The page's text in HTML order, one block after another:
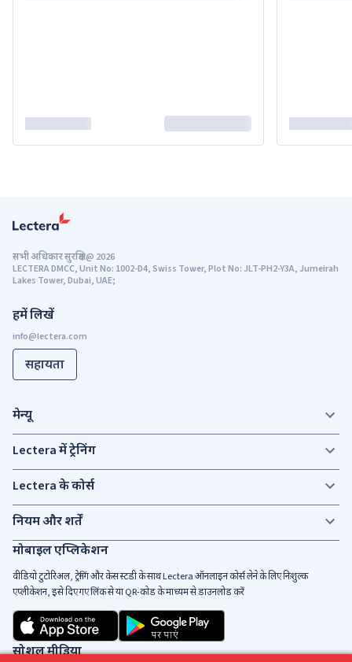
हमें लिखें
सहायता
मोबाइल एप्लिकेशन
वीडियो टुटोरिअल, ट्रेनिंग और केस स्टडी के साथ Lectera ऑनलाइन कोर्स लेने के लिए निःशुल्क
एप्लीकेशन, इसे दिए गए लिंक से या QR-कोड के माध्यम से डाउनलोड करें
सोशल मीडिया
सभी अधिकार सुरक्षित@ 2026
LECTERA DMCC, Unit No: 1002-D4, Swiss Tower, Plot No: JLT-PH2-Y3A, Jumeirah
Lakes Tower, Dubai, UAE;
मेन्यू
Lectera में ट्रेनिंग
Lectera के कोर्स
नियम और शर्तें